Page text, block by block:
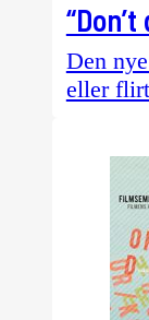
Den
eller